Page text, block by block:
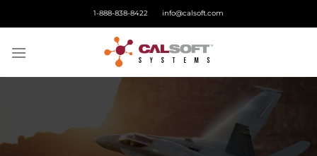
1-888-838-8422 info@calsoft.com